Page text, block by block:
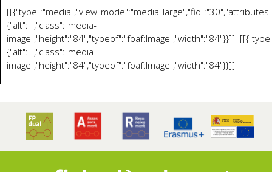
{"alt":"","class":"media-
image","height":"84","typeof":"foaf:Image","width":"84"}}]]
{"alt":"","class":"media-
image","height":"84","typeof":"foaf:Image","width":"84"}}]]